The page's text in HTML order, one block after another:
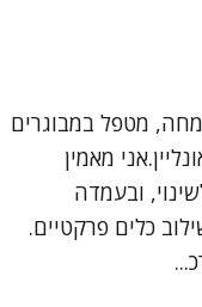
מטפל במבוגרים
מאמין
ובעמדה
כלים פרקטיים.